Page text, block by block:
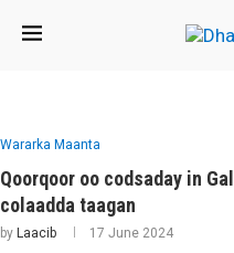
Wararka Maanta
Qoorqoor oo codsaday in
colaadda taagan
by Laacib 17 June 2024